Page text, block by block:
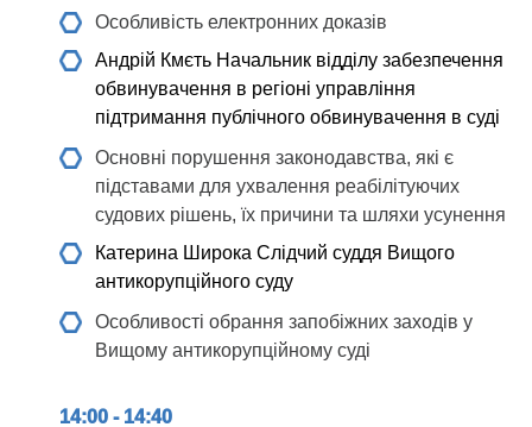
Особливість електронних доказів
Андрій Кмєть Начальник відділу забезпечення
обвинувачення в регіоні управління
підтримання публічного обвинувачення в суді
Основні порушення законодавства, які є
підставами для ухвалення реабілітуючих
судових рішень, їх причини та шляхи усунення
Катерина Широка Слідчий суддя Вищого
антикорупційного суду
Особливості обрання запобіжних заходів у
Вищому антикорупційному суді
14:00 - 14:40